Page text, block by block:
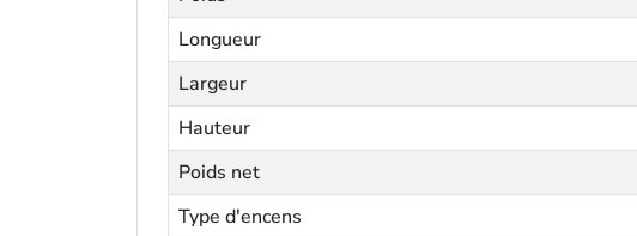
Longueur
Largeur
Hauteur
Poids net
Type d'encens